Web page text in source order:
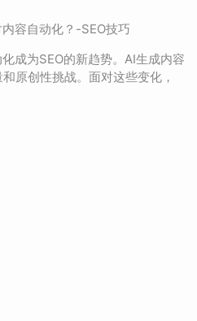
容自动化？-SEO技巧
成为SEO的新趋势。AI生成内容
原创性挑战。面对这些变化，